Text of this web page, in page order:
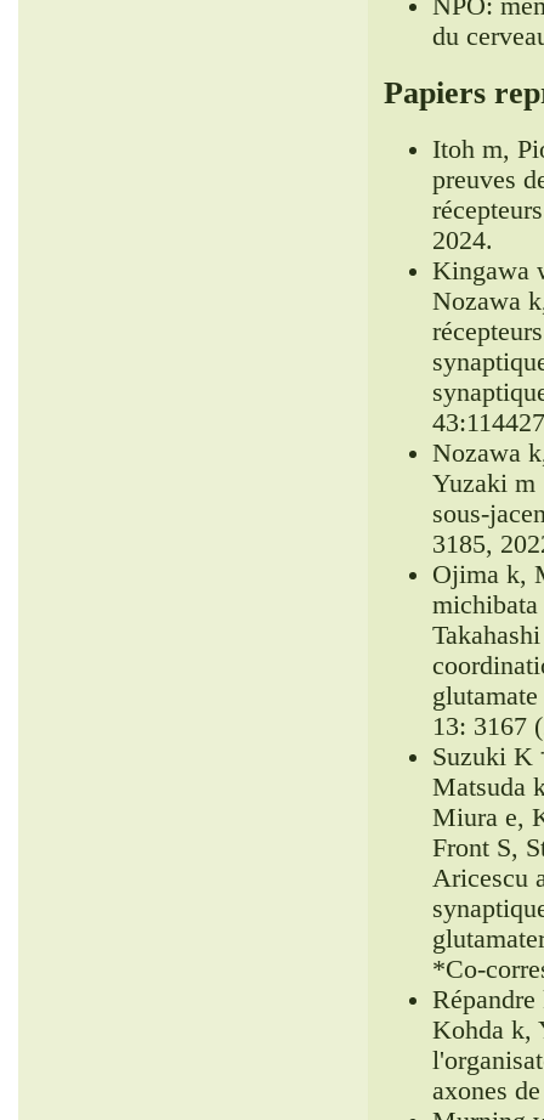
NPO:
du
Papiers
Itoh m,
preuves
2024.
Kingawa
Nozawa
Nozawa
Yuzaki m
sous-
3185,
Ojima k,
13: 3167
Suzuki K
Matsuda
Miura e,
Front S,
Aricescu
*Co-
Kohda k,
axones